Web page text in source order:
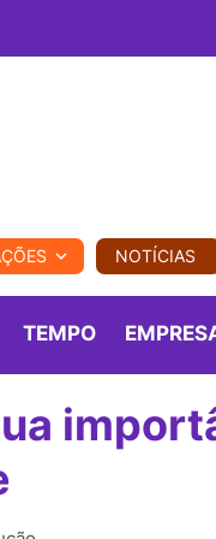
COMERCIAL
NOTÍCIAS
TEMPO